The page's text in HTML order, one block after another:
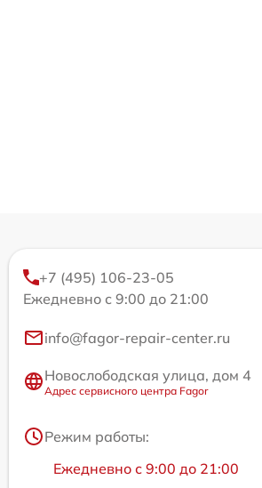
+7 (495) 106-23-05
Ежедневно с 9:00 до 21:00
info@fagor-repair-center.ru
Новослободская улица, дом 4
Адрес сервисного центра Fagor
Режим работы:
Ежедневно с 9:00 до 21:00